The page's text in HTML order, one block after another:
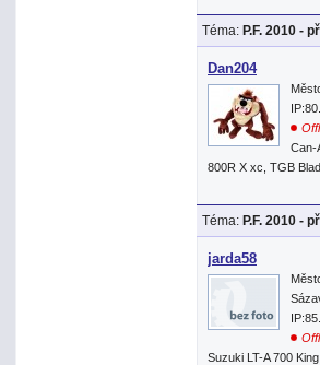
Téma: P.F. 2010 -
Dan204
Can-
800R X xc, TGB
Téma: P.F. 2010 -
jarda58
Suzuki LT-A 700